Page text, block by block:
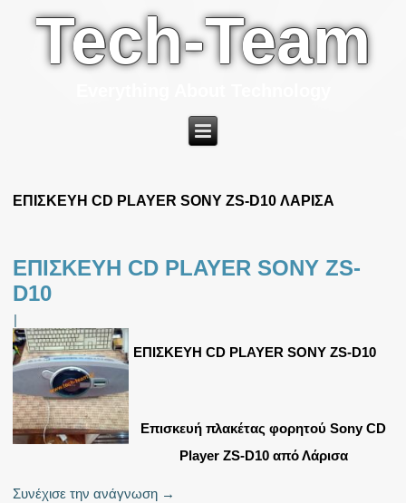
Tech-Team
ΕΠΙΣΚΕΥΗ CD PLAYER SONY ZS-D10 ΛΑΡΙΣΑ
ΕΠΙΣΚΕΥΗ CD PLAYER SONY ZS-
D10
|
ΕΠΙΣΚΕΥΗ CD PLAYER SONY ZS-D10
Επισκευή πλακέτας φορητού Sony CD
Player ZS-D10 από Λάρισα
Συνέχισε την ανάγνωση →